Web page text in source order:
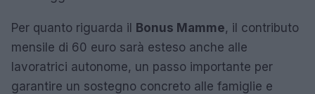
Per quanto riguarda il Bonus Mamme, il contributo
mensile di 60 euro sarà esteso anche alle
lavoratrici autonome, un passo importante per
garantire un sostegno concreto alle famiglie e